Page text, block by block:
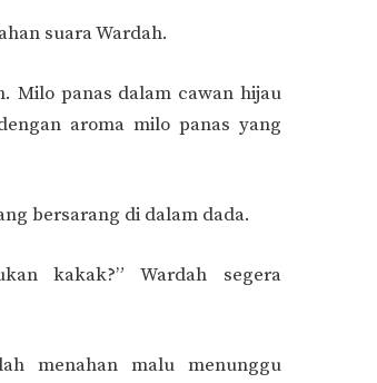
suara Wardah.
Milo panas dalam cawan hijau
aroma milo panas yang
bersarang di dalam dada.
kakak?” Wardah segera
menahan malu menunggu